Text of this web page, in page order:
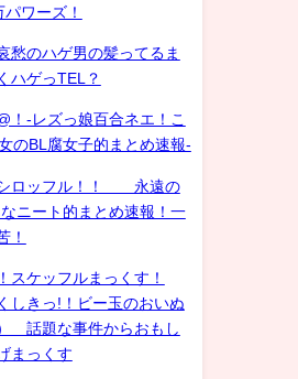
ワーズ！
愁のハゲ男の髪ってるま
ハゲっTEL？
！-レズっ娘百合ネエ！こ
のBL腐女子的まとめ速報-
シロッフル！！ 永遠の
ニート的まとめ速報！一
！
スケッフルまっくす！
しきっ!！ビー玉のおいぬ
話題な事件からおもし
まっくす